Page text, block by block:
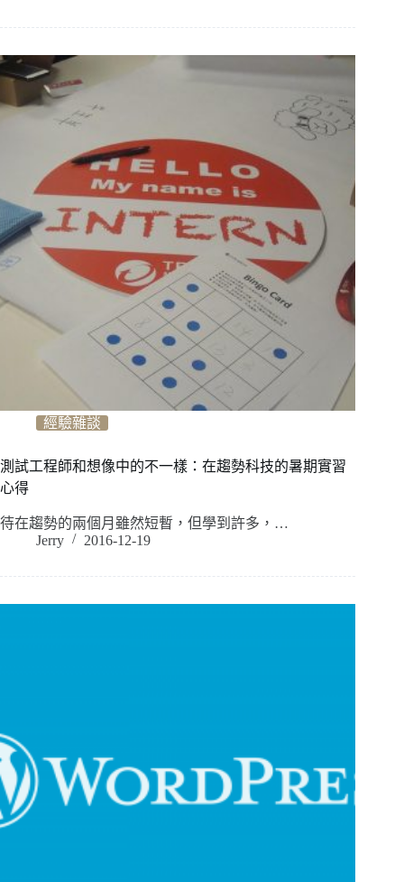
經驗雜談
測試工程師和想像中的不一樣：在趨勢科技的暑期實習
心得
待在趨勢的兩個月雖然短暫，但學到許多，…
Jerry
2016-12-19